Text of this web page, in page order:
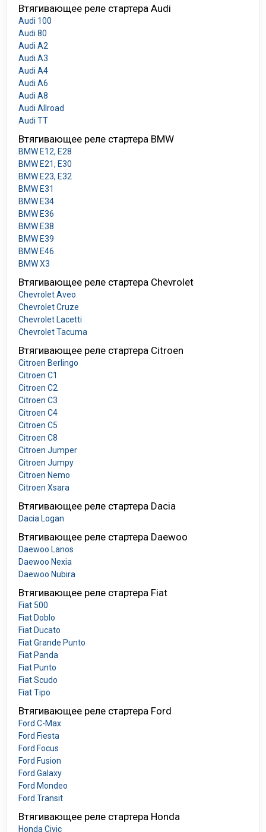
Втягивающее реле стартера Audi
Audi 100
Audi 80
Audi A2
Audi A3
Audi A4
Audi A6
Audi A8
Audi Allroad
Audi TT
Втягивающее реле стартера BMW
BMW E12, E28
BMW E21, E30
BMW E23, E32
BMW E31
BMW E34
BMW E36
BMW E38
BMW E39
BMW E46
BMW X3
Втягивающее реле стартера Chevrolet
Chevrolet Aveo
Chevrolet Cruze
Chevrolet Lacetti
Chevrolet Tacuma
Втягивающее реле стартера Citroen
Citroen Berlingo
Citroen C1
Citroen C2
Citroen C3
Citroen C4
Citroen C5
Citroen C8
Citroen Jumper
Citroen Jumpy
Citroen Nemo
Citroen Xsara
Втягивающее реле стартера Dacia
Dacia Logan
Втягивающее реле стартера Daewoo
Daewoo Lanos
Daewoo Nexia
Daewoo Nubira
Втягивающее реле стартера Fiat
Fiat 500
Fiat Doblo
Fiat Ducato
Fiat Grande Punto
Fiat Panda
Fiat Punto
Fiat Scudo
Fiat Tipo
Втягивающее реле стартера Ford
Ford C-Max
Ford Fiesta
Ford Focus
Ford Fusion
Ford Galaxy
Ford Mondeo
Ford Transit
Втягивающее реле стартера Honda
Honda Civic